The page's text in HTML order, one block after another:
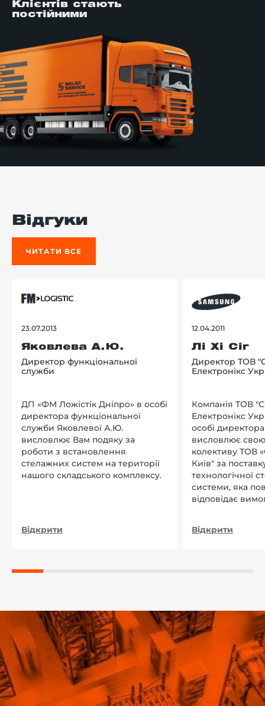
Клієнтів стають
постійними
Відгуки
ЧИТАТИ ВСЕ
23.07.2013
Яковлева А.Ю.
Директор функціональної
служби
ДП «ФМ Ложістік Дніпро» в особі
директора функціональної
служби Яковлевої А.Ю.
висловлює Вам подяку за
роботи з встановлення
стелажних систем на території
нашого складського комплексу.
Відкрити
12.04.2011
Лі Хі Сіг
Директор ТОВ
Електронікс
Компанія ТОВ
Електронікс
особі
висловлює
колективу ТОВ
Київ" за
технологічної
системи, яка
відповідає
Відкрити